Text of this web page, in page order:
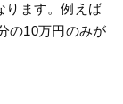
ります。例えば
の10万円のみが